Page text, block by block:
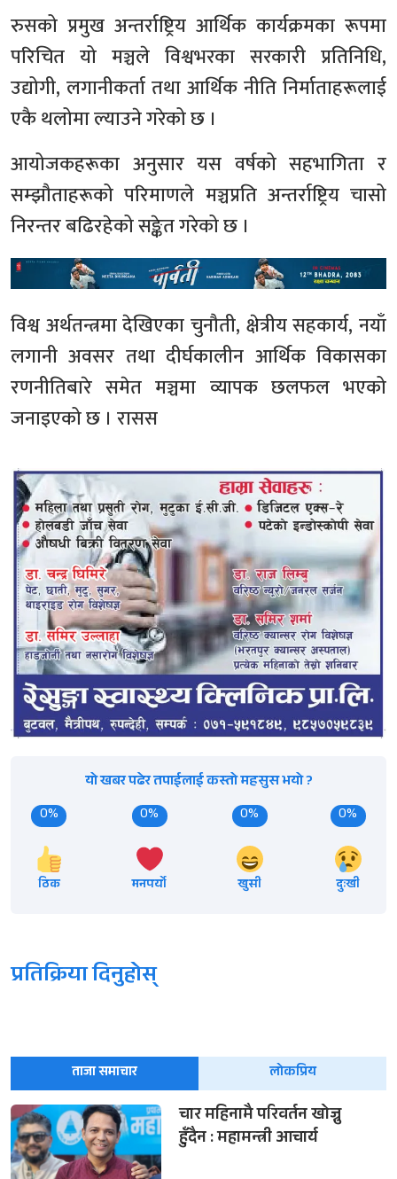
रुसको प्रमुख अन्तर्राष्ट्रिय आर्थिक कार्यक्रमका रूपमा
परिचित यो मञ्चले विश्वभरका सरकारी प्रतिनिधि,
उद्योगी, लगानीकर्ता तथा आर्थिक नीति निर्माताहरूलाई
एकै थलोमा ल्याउने गरेको छ ।
आयोजकहरूका अनुसार यस वर्षको सहभागिता र
सम्झौताहरूको परिमाणले मञ्चप्रति अन्तर्राष्ट्रिय चासो
निरन्तर बढिरहेको सङ्केत गरेको छ ।
विश्व अर्थतन्त्रमा देखिएका चुनौती, क्षेत्रीय सहकार्य, नयाँ
लगानी अवसर तथा दीर्घकालीन आर्थिक विकासका
रणनीतिबारे समेत मञ्चमा व्यापक छलफल भएको
जनाइएको छ । रासस
यो खबर पढेर तपाईलाई कस्तो महसुस भयो ?
0%
ठिक
0%
मनपर्यो
0%
खुसी
0%
दुःखी
प्रतिक्रिया दिनुहोस्
ताजा समाचार लोकप्रिय
चार महिनामै परिवर्तन खोज्नु
हुँदैन : महामन्त्री आचार्य